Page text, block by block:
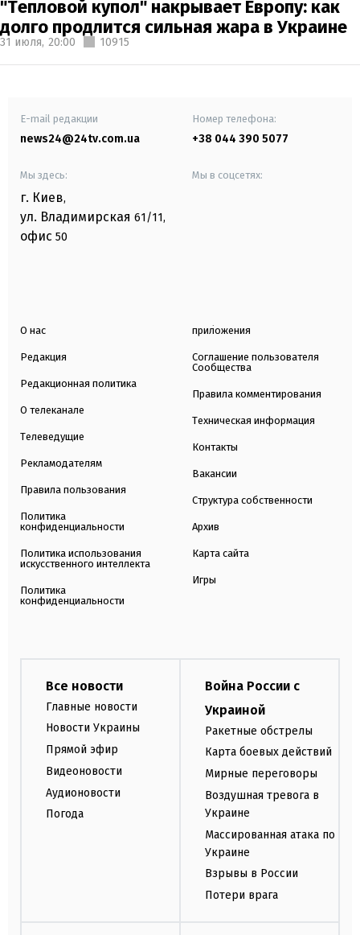
"Тепловой купол" накрывает Европу: как
долго продлится сильная жара в Украине
31 июля, 20:00 10915
E-mail редакции
news24@24tv.com.ua
Номер телефона:
+38 044 390 5077
Мы здесь:
г. Киев,
ул. Владимирская 61/11,
офис 50
Мы в соцсетях:
О нас
Редакция
Редакционная политика
О телеканале
Телеведущие
Рекламодателям
Правила пользования
Политика
конфиденциальности
Политика использования
искусственного интеллекта
Политика
конфиденциальности
приложения
Соглашение пользователя
Сообщества
Правила комментирования
Техническая информация
Контакты
Вакансии
Структура собственности
Архив
Карта сайта
Игры
Все новости
Главные новости
Новости Украины
Прямой эфир
Видеоновости
Аудионовости
Погода
Война России с
Украиной
Ракетные обстрелы
Карта боевых действий
Мирные переговоры
Воздушная тревога в
Украине
Массированная атака по
Украине
Взрывы в России
Потери врага